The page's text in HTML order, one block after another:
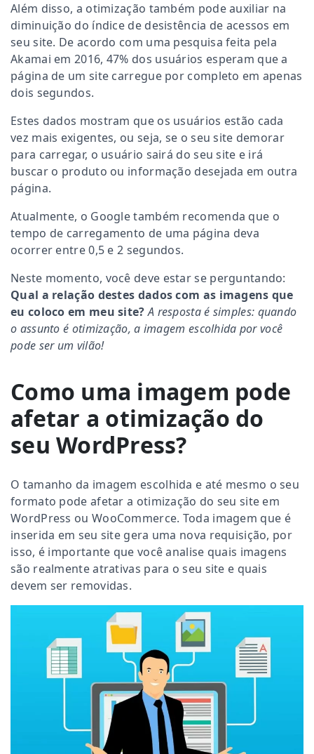
Além disso, a otimização também pode auxiliar na
diminuição do índice de desistência de acessos em
seu site. De acordo com uma pesquisa feita pela
Akamai em 2016, 47% dos usuários esperam que a
página de um site carregue por completo em apenas
dois segundos.
Estes dados mostram que os usuários estão cada
vez mais exigentes, ou seja, se o seu site demorar
para carregar, o usuário sairá do seu site e irá
buscar o produto ou informação desejada em outra
página.
Atualmente, o Google também recomenda que o
tempo de carregamento de uma página deva
ocorrer entre 0,5 e 2 segundos.
Neste momento, você deve estar se perguntando:
Qual a relação destes dados com as imagens que
eu coloco em meu site? A resposta é simples: quando
o assunto é otimização, a imagem escolhida por você
pode ser um vilão!
Como uma imagem pode
afetar a otimização do
seu WordPress?
O tamanho da imagem escolhida e até mesmo o seu
formato pode afetar a otimização do seu site em
WordPress ou WooCommerce. Toda imagem que é
inserida em seu site gera uma nova requisição, por
isso, é importante que você analise quais imagens
são realmente atrativas para o seu site e quais
devem ser removidas.